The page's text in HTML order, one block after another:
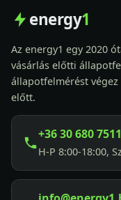
energy1
Az energy1 egy 2020
vásárlás előtti
állapotfelmérést
előtt.
+36 30 680 7511
H-P 8:00-18:00,